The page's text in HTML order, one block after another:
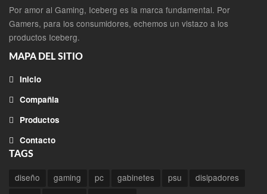
Por amor al Gaming, Iceberg es la marca fundamental. Por
Gamers, para los consumidores, echemos un vistazo a los
productos Iceberg.
MAPA DEL SITIO
Inicio
Compañia
Productos
Contacto
TAGS
diseño gaming pc gabinetes psu
disipadores